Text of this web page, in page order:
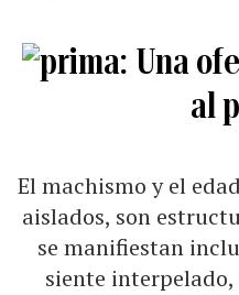
Una
al
El machismo y el
aislados, son
se manifiestan
siente